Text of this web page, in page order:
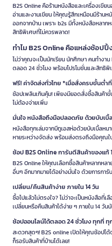
B2S Online คือร้านหนังสือและเครื่องเขี
อ่านและงานเขียน ให้คุณรู้สึกเหมือนมีร้าน
ออกจากบ้าน เพราะ b2s มีทั้งหนังสือหลา
สิทธิพิเศษที่ไม่ควรพลาด!
ทำไม B2S Online คือแหล่งช้อป
ไม่ว่าคุณจะเป็นนักเรียน นักศึกษา คนทำง
ตลอด 24 ชั่วโมง พร้อมโปรโมชั่นและสิทธิพิ
ฟรี! ค่าจัดส่งทั่วไทย *เมื่อสั่งครบขั้นต่ำ
ช้อปเพลินเกินคุ้ม! เพียงมียอดสั่งซื้อสินค้า
ไม่ต้องจ่ายเพิ่ม
มั่นใจ หนังสือถึงมือปลอดภัย ด้วยบับเบิ้
หนังสือทุกเล่มจากบีทูเอสห่อด้วยบับเบิ้ลหน
หายระหว่างจัดส่ง พร้อมส่งตรงถึงมือคุณ
ช้อป B2S Online การันตีสินค้าของแท้
B2S Online ให้คุณเลือกซื้อสินค้าหลากหลา
อื่นๆ อีกมากมายได้อย่างมั่นใจ ด้วยการกา
เปลี่ยน/คืนสินค้าง่าย ภายใน 14 วัน
ซื้อไปแล้วไม่ตรงใจ? ไม่ว่าจะเป็นหนังสือ
เปลี่ยนหรือคืนสินค้าได้ง่าย ๆ ภายใน 14 วัน
ช้อปออนไลน์ได้ตลอด 24 ชั่วโมง ทุกที่ ทุ
สะดวกสุดๆ! B2S online เปิดให้คุณช้อปไ
ก็รอรับสินค้าที่บ้านได้เลย!